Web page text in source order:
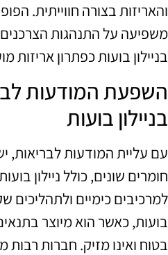
והאריזות בצורה חווייתית.
משפיעה על התנהגות
בניילון בועות כפתרון אריזות
השפעת המודעות
בניילון בועות
עם עליית המודעות לבריאות,
חומרים שונים, כולל ניילון
למרכיבים כימיים ולתהליכים
בועות, כאשר הוא מיוצר
בטוח ואינו מזיק. חברות